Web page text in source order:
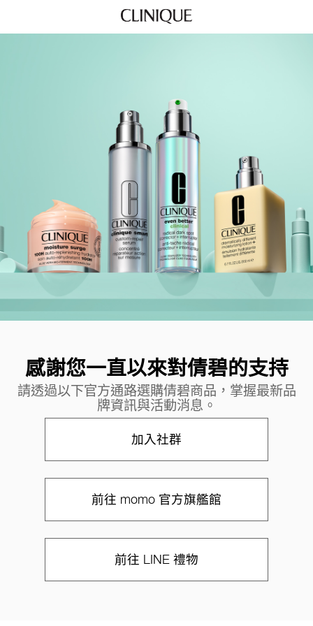
感謝您一直以來對倩碧的支持
請透過以下官方通路選購倩碧商品，掌握最新品
牌資訊與活動消息。
加入社群
前往 momo 官方旗艦館
前往 LINE 禮物